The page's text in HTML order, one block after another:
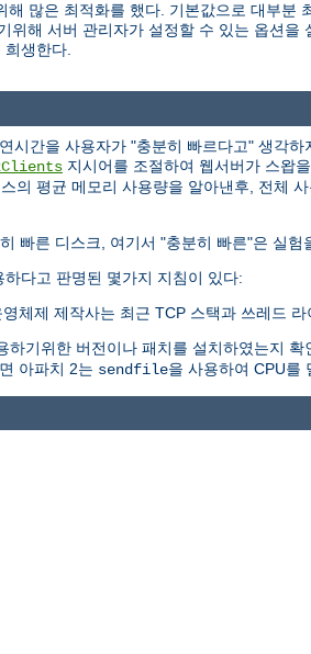
많은 최적화를 했다. 기본값으로 대부분
해 서버 관리자가 설정할 수 있는 옵션을
희생한다.
간을 사용자가 "충분히 빠르다고" 생각
지시어를 조절하여 웹서버가 스왑
의 평균 메모리 사용량을 알아낸후, 전체
빠른 디스크, 여기서 "충분히 빠른"은 실험
다고 판명된 몇가지 지침이 있다:
체제 제작사는 최근 TCP 스택과 쓰레드
하기위한 버전이나 패치를 설치하였는지
아파치 2는 sendfile을 사용하여 CPU를